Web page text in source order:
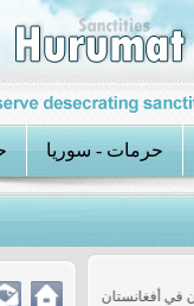
حرمات - سوريا
في أفغانستان